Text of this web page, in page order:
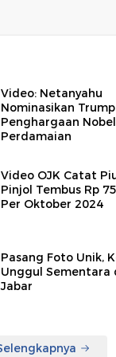
Video: Netanyahu
Nominasikan
Penghargaan Nobel
Perdamaian
Video OJK Catat
Pinjol Tembus Rp
Per Oktober 2024
Pasang Foto Unik,
Unggul Sementara
Jabar